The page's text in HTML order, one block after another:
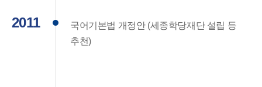
2011
국어기본법 개정안 (세종학당재단 설립 등
추천)